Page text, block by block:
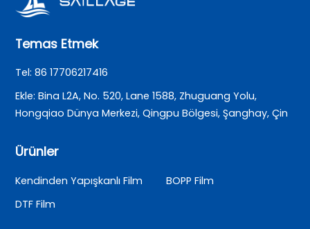
Temas Etmek
Tel: 86 17706217416
Ekle: Bina L2A, No. 520, Lane 1588, Zhuguang Yolu,
Hongqiao Dünya Merkezi, Qingpu Bölgesi, Şanghay, Çin
Ürünler
Kendinden Yapışkanlı Film
BOPP Film
DTF Film